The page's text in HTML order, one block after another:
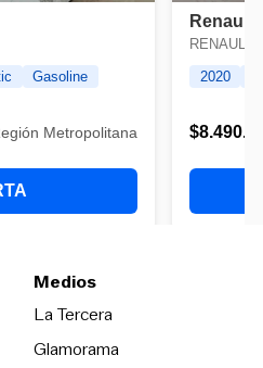
Medios
La TerceraOpens in new
Glamorama